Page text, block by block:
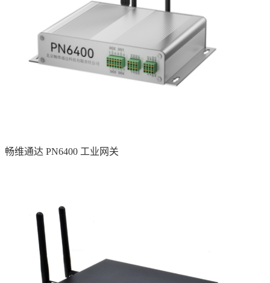
畅维通达 PN6400 工业网关